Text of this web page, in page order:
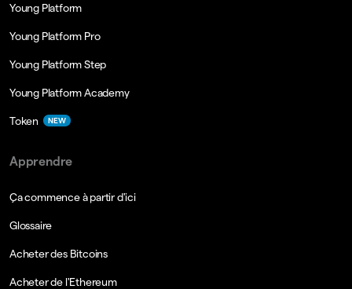
Young Platform
Young Platform Pro
Young Platform Step
Young Platform Academy
Token NEW
Apprendre
Ça commence à partir d'ici
Glossaire
Acheter des Bitcoins
Acheter de l'Ethereum